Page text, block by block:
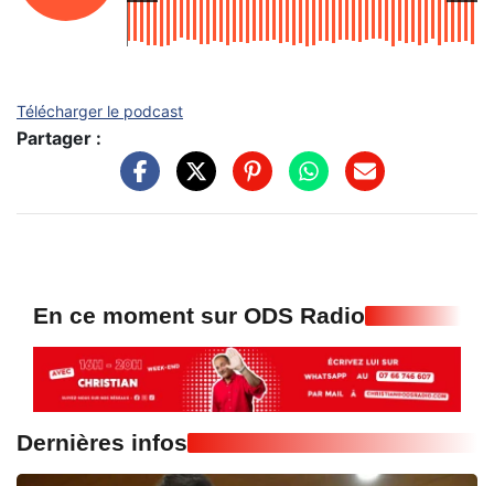
Télécharger le podcast
Partager :
En ce moment sur ODS Radio
Dernières infos